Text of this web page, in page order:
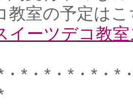
教室の予定はこ
ーツデコ教室
・*・*・*・*・*